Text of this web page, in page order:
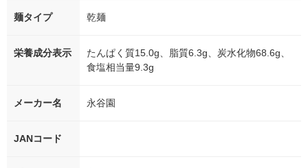
麺タイプ 乾麺
栄養成分表示
たんぱく質15.0g、脂質6.3g、炭水化物68.6g、
食塩相当量9.3g
メーカー名 永谷園
JANコード